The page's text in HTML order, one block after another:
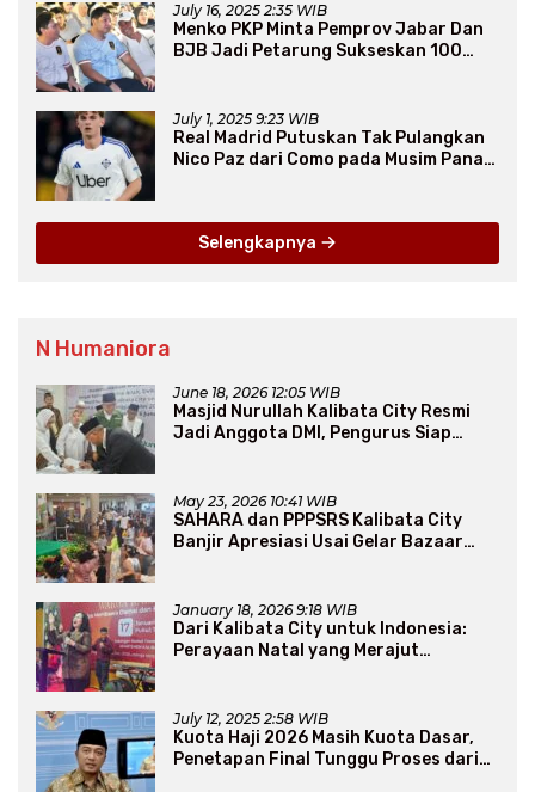
July 16, 2025 2:35 WIB
Menko PKP Minta Pemprov Jabar Dan
BJB Jadi Petarung Sukseskan 100
July 1, 2025 9:23 WIB
Real Madrid Putuskan Tak Pulangkan
Nico Paz dari Como pada Musim Panas
Selengkapnya
N Humaniora
June 18, 2026 12:05 WIB
Masjid Nurullah Kalibata City Resmi
Jadi Anggota DMI, Pengurus Siap
May 23, 2026 10:41 WIB
SAHARA dan PPPSRS Kalibata City
Banjir Apresiasi Usai Gelar Bazaar
January 18, 2026 9:18 WIB
Dari Kalibata City untuk Indonesia:
Perayaan Natal yang Merajut
July 12, 2025 2:58 WIB
Kuota Haji 2026 Masih Kuota Dasar,
Penetapan Final Tunggu Proses dari